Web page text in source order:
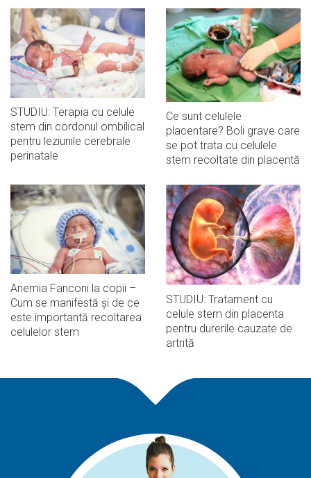
STUDIU: Terapia cu celule
stem din cordonul ombilical
pentru leziunile cerebrale
perinatale
Ce sunt celulele
placentare? Boli grave care
se pot trata cu celulele
stem recoltate din placentă
Anemia Fanconi la copii –
Cum se manifestă și de ce
este importantă recoltarea
celulelor stem
STUDIU: Tratament cu
celule stem din placenta
pentru durerile cauzate de
artrită